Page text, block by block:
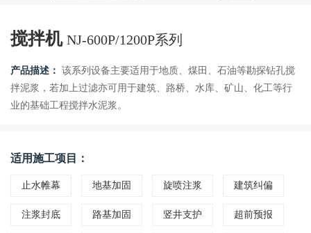
搅拌机 NJ-600P/1200P系列
产品描述： 该系列设备主要适用于地质、煤田、石油等勘探钻孔搅
拌泥浆，若加上过滤亦可用于建筑、路桥、水库、矿山、化工等行
业的基础工程搅拌水泥浆。
适用施工项目：
止水帷幕 地基加固 旋喷注浆 建筑纠偏
注浆封底 路基加固 竖井支护 超前预报